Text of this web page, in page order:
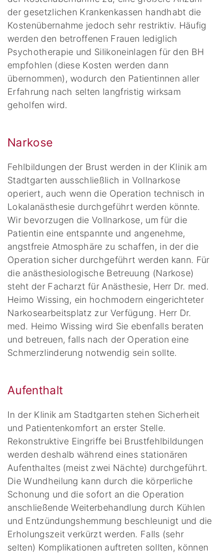
der gesetzlichen Krankenkassen handhabt die
Kostenübernahme jedoch sehr restriktiv. Häufig
werden den betroffenen Frauen lediglich
Psychotherapie und Silikoneinlagen für den BH
empfohlen (diese Kosten werden dann
übernommen), wodurch den Patientinnen aller
Erfahrung nach selten langfristig wirksam
geholfen wird.
Narkose
Fehlbildungen der Brust werden in der Klinik am
Stadtgarten ausschließlich in Vollnarkose
operiert, auch wenn die Operation technisch in
Lokalanästhesie durchgeführt werden könnte.
Wir bevorzugen die Vollnarkose, um für die
Patientin eine entspannte und angenehme,
angstfreie Atmosphäre zu schaffen, in der die
Operation sicher durchgeführt werden kann. Für
die anästhesiologische Betreuung (Narkose)
steht der Facharzt für Anästhesie, Herr Dr. med.
Heimo Wissing, ein hochmodern eingerichteter
Narkosearbeitsplatz zur Verfügung. Herr Dr.
med. Heimo Wissing wird Sie ebenfalls beraten
und betreuen, falls nach der Operation eine
Schmerzlinderung notwendig sein sollte.
Aufenthalt
In der Klinik am Stadtgarten stehen Sicherheit
und Patientenkomfort an erster Stelle.
Rekonstruktive Eingriffe bei Brustfehlbildungen
werden deshalb während eines stationären
Aufenthaltes (meist zwei Nächte) durchgeführt.
Die Wundheilung kann durch die körperliche
Schonung und die sofort an die Operation
anschließende Weiterbehandlung durch Kühlen
und Entzündungshemmung beschleunigt und die
Erholungszeit verkürzt werden. Falls (sehr
selten) Komplikationen auftreten sollten, können